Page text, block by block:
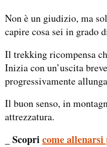
Non è un giudizio, ma
capire cosa sei in grado
Il trekking ricompensa
Inizia con un’uscita
progressivamente
Il buon senso, in
attrezzatura.
_ Scopri come